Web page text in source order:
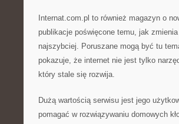
Internat.com.pl to również magazyn o
publikacje poświęcone temu, jak
najszybciej. Poruszane mogą być tu
pokazuje, że internet nie jest tylko
który stale się rozwija.
Dużą wartością serwisu jest jego
pomagać w rozwiązywaniu domowych